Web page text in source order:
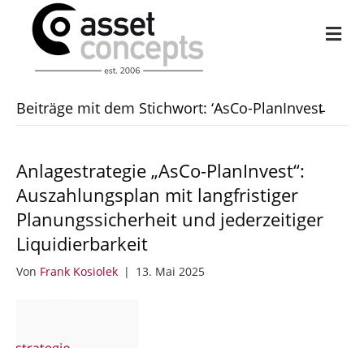
Beiträge mit dem Stichwort: ‘AsCo-PlanInvest̵
Anlagestrategie „AsCo-PlanInvest“:
Auszahlungsplan mit langfristiger
Planungssicherheit und jederzeitiger
Liquidierbarkeit
Von Frank Kosiolek | 13. Mai 2025